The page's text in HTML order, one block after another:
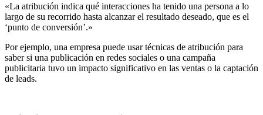
«La atribución indica qué interacciones ha tenido una persona a lo
largo de su recorrido hasta alcanzar el resultado deseado, que es el
‘punto de conversión’.»
Por ejemplo, una empresa puede usar técnicas de atribución para
saber si una publicación en redes sociales o una campaña
publicitaria tuvo un impacto significativo en las ventas o la captación
de leads.